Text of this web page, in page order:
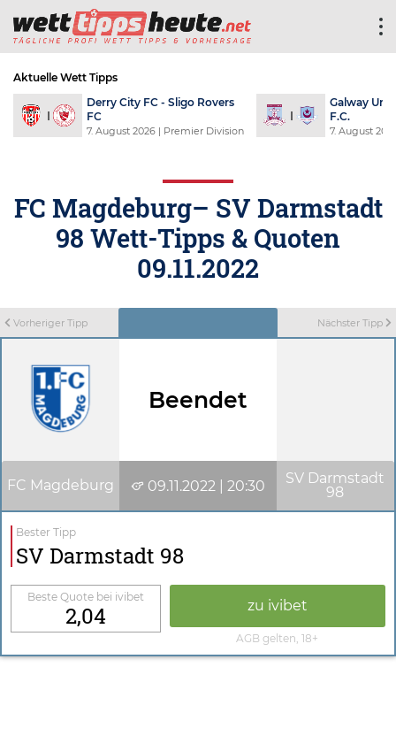
Aktuelle Wett Tipps
Galway United F.C. - Drogheda United
F.C.
7. August 2026| Premier Division 7.
FC Magdeburg– SV Darmstadt
98 Wett-Tipps & Quoten
09.11.2022
Vorheriger Tipp Nächster Tipp
Beendet
FC Magdeburg 09.11.2022 | 20:30
SV Darmstadt
98
Bester Tipp
SV Darmstadt 98
Beste Quote bei ivibet
2,04 zu ivibet
AGB gelten, 18+